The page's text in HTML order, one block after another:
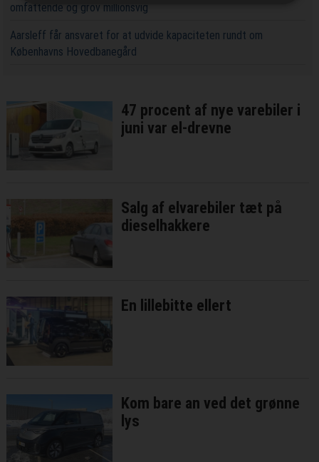
omfattende og grov millionsvig
Aarsleff får ansvaret for at udvide kapaciteten rundt om
Københavns Hovedbanegård
47 procent af nye varebiler i
juni var el-drevne
Salg af elvarebiler tæt på
dieselhakkere
En lillebitte ellert
Kom bare an ved det grønne
lys